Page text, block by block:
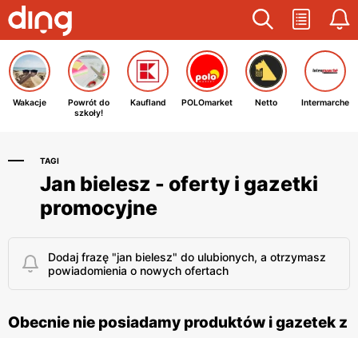
Wakacje
Powrót do
szkoły!
Kaufland POLOmarket Netto Intermarche
TAGI
Jan bielesz - oferty i gazetki
promocyjne
Dodaj frazę "jan bielesz" do ulubionych, a otrzymasz
powiadomienia o nowych ofertach
Obecnie nie posiadamy produktów i gazetek z